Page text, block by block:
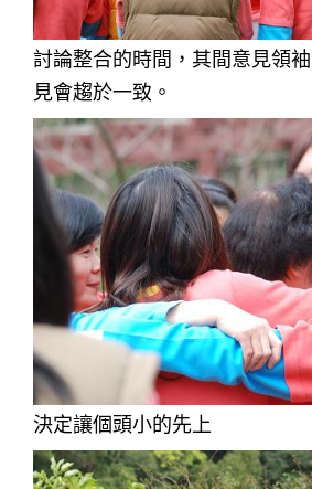
討論整合的時間，其間意見領
見會趨於一致。
決定讓個頭小的先上